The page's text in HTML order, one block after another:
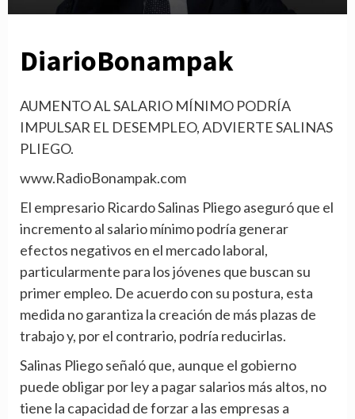
DiarioBonampak
AUMENTO AL SALARIO MÍNIMO PODRÍA
IMPULSAR EL DESEMPLEO, ADVIERTE SALINAS
PLIEGO.
www.RadioBonampak.com
El empresario Ricardo Salinas Pliego aseguró que el
incremento al salario mínimo podría generar
efectos negativos en el mercado laboral,
particularmente para los jóvenes que buscan su
primer empleo. De acuerdo con su postura, esta
medida no garantiza la creación de más plazas de
trabajo y, por el contrario, podría reducirlas.
Salinas Pliego señaló que, aunque el gobierno
puede obligar por ley a pagar salarios más altos, no
tiene la capacidad de forzar a las empresas a